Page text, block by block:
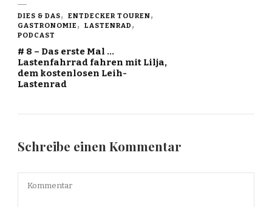
DIES & DAS
ENTDECKER TOUREN
GASTRONOMIE
LASTENRAD
PODCAST
# 8 – Das erste Mal …
Lastenfahrrad fahren mit Lilja,
dem kostenlosen Leih-
Lastenrad
Schreibe einen Kommentar